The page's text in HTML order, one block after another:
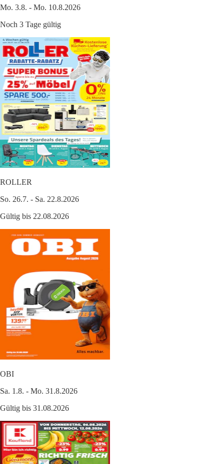
Mo. 3.8. - Mo. 10.8.2026
Noch 3 Tage gültig
ROLLER
So. 26.7. - Sa. 22.8.2026
Gültig bis 22.08.2026
OBI
Sa. 1.8. - Mo. 31.8.2026
Gültig bis 31.08.2026